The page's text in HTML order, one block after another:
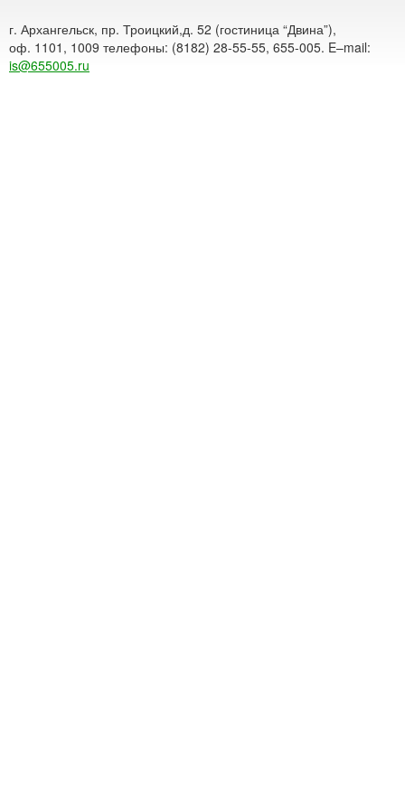
г. Архангельск, пр. Троицкий,д. 52 (гостиница “Двина”),
оф. 1101, 1009 телефоны: (8182) 28-55-55, 655-005. E–mail:
is@655005.ru